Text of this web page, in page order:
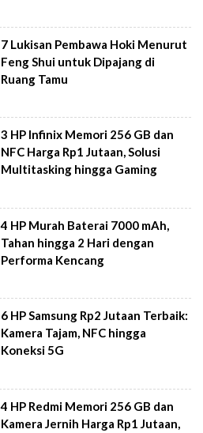
7 Lukisan Pembawa Hoki Menurut
Feng Shui untuk Dipajang di
Ruang Tamu
3 HP Infinix Memori 256 GB dan
NFC Harga Rp1 Jutaan, Solusi
Multitasking hingga Gaming
4 HP Murah Baterai 7000 mAh,
Tahan hingga 2 Hari dengan
Performa Kencang
6 HP Samsung Rp2 Jutaan Terbaik:
Kamera Tajam, NFC hingga
Koneksi 5G
4 HP Redmi Memori 256 GB dan
Kamera Jernih Harga Rp1 Jutaan,